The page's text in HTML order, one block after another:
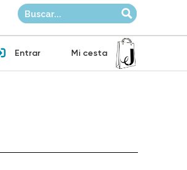
Entrar Mi cesta